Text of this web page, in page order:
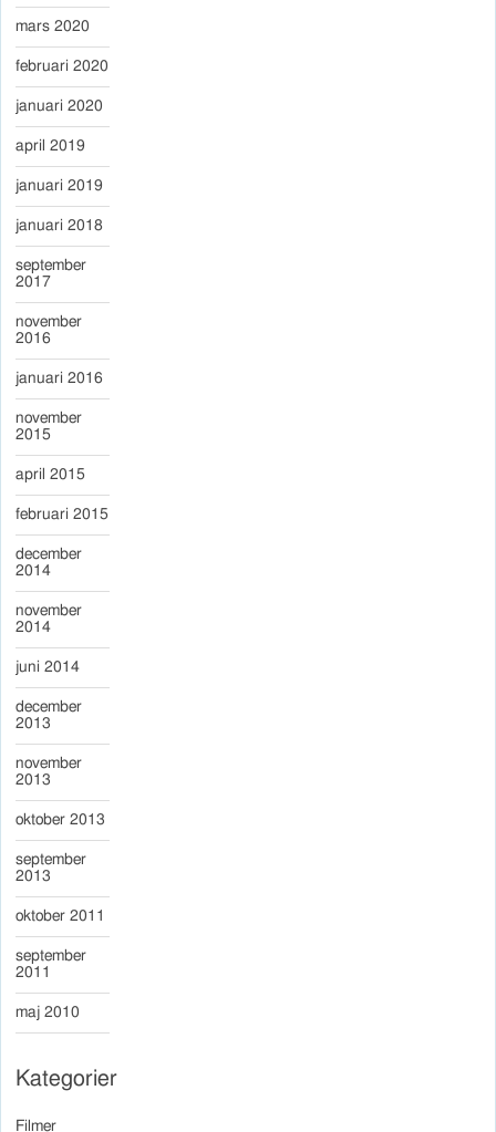
mars 2020
februari 2020
januari 2020
april 2019
januari 2019
januari 2018
september
2017
november
2016
januari 2016
november
2015
april 2015
februari 2015
december
2014
november
2014
juni 2014
december
2013
november
2013
oktober 2013
september
2013
oktober 2011
september
2011
maj 2010
Kategorier
Filmer